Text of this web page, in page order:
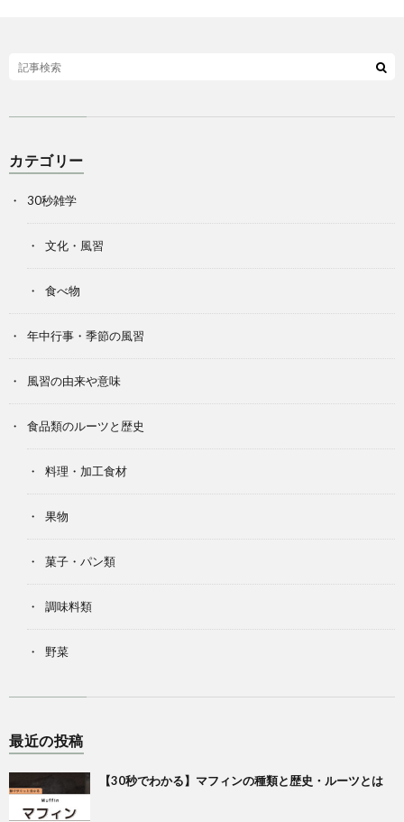
カテゴリー
30秒雑学
文化・風習
食べ物
年中行事・季節の風習
風習の由来や意味
食品類のルーツと歴史
料理・加工食材
果物
菓子・パン類
調味料類
野菜
最近の投稿
【30秒でわかる】マフィンの種類と歴史・ルーツとは